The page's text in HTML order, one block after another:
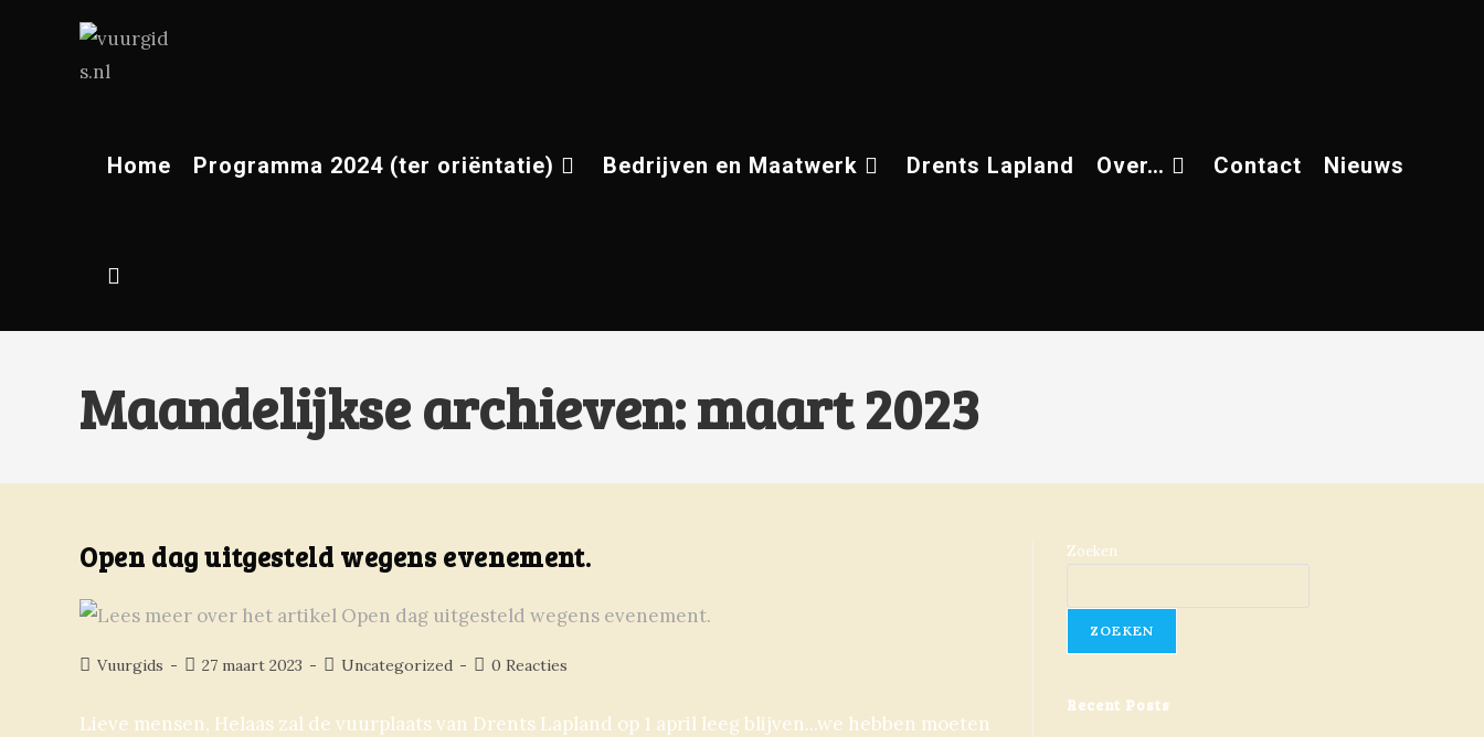
Home Programma 2024 (ter oriëntatie) Bedrijven en Maatwerk Drents Lapland Over… Contact Nieuws
Maandelijkse archieven: maart 2023
Open dag uitgesteld wegens evenement.
Vuurgids 27 maart 2023 Uncategorized 0 Reacties
Lieve mensen, Helaas zal de vuurplaats van Drents Lapland op 1 april leeg blijven...we hebben moeten
Zoeken
ZOEKEN
Recent Posts